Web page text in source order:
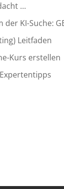
…
KI-Suche:
Leitfaden
Kurs erstellen